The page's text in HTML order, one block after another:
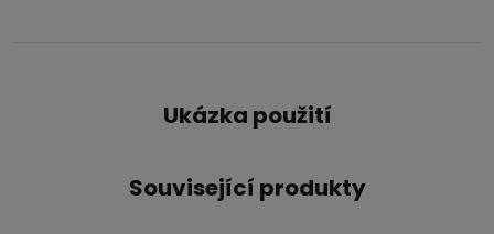
Ukázka použití
Související produkty